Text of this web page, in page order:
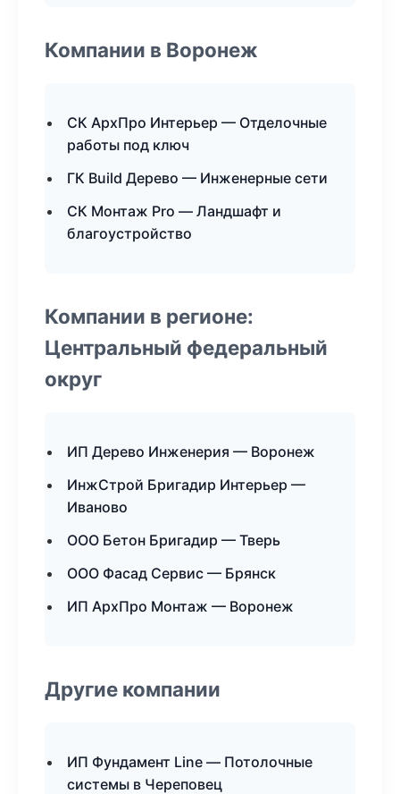
Компании в Воронеж
СК АрхПро Интерьер — Отделочные
работы под ключ
ГК Build Дерево — Инженерные сети
СК Монтаж Pro — Ландшафт и
благоустройство
Компании в регионе:
Центральный федеральный
округ
ИП Дерево Инженерия — Воронеж
ИнжСтрой Бригадир Интерьер —
Иваново
ООО Бетон Бригадир — Тверь
ООО Фасад Сервис — Брянск
ИП АрхПро Монтаж — Воронеж
Другие компании
ИП Фундамент Line — Потолочные
системы в Череповец